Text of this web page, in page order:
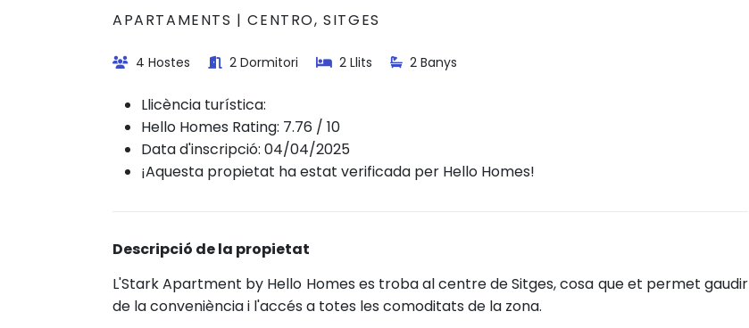
APARTAMENTS | CENTRO, SITGES
4 Hostes 2 Dormitori 2 Llits 2 Banys
Llicència turística:
Hello Homes Rating: 7.76 / 10
Data d'inscripció: 04/04/2025
¡Aquesta propietat ha estat verificada per Hello Homes!
Descripció de la propietat
L'Stark Apartment by Hello Homes es troba al centre de Sitges, cosa que et permet gaudir
de la conveniència i l'accés a totes les comoditats de la zona.